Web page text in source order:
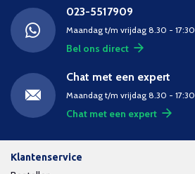
023-5517909
Maandag t/m vrijdag 8.30 - 17:30
Bel ons direct
Chat met een expert
Maandag t/m vrijdag 8.30 - 17:30
Chat met een expert
Klantenservice